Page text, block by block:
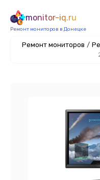
monitor-iq.ru
Ремонт мониторов в Донецке
Ремонт мониторов /